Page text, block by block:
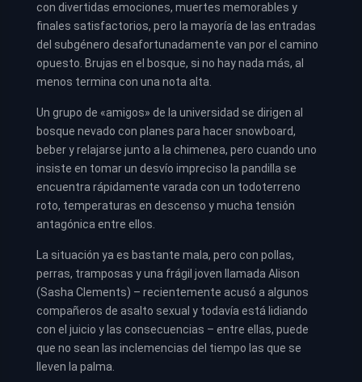
con divertidas emociones, muertes memorables y
finales satisfactorios, pero la mayoría de las entradas
del subgénero desafortunadamente van por el camino
opuesto. Brujas en el bosque, si no hay nada más, al
menos termina con una nota alta.
Un grupo de «amigos» de la universidad se dirigen al
bosque nevado con planes para hacer snowboard,
beber y relajarse junto a la chimenea, pero cuando uno
insiste en tomar un desvío impreciso la pandilla se
encuentra rápidamente varada con un todoterreno
roto, temperaturas en descenso y mucha tensión
antagónica entre ellos.
La situación ya es bastante mala, pero con pollas,
perras, tramposas y una frágil joven llamada Alison
(Sasha Clements) – recientemente acusó a algunos
compañeros de asalto sexual y todavía está lidiando
con el juicio y las consecuencias – entre ellas, puede
que no sean las inclemencias del tiempo las que se
lleven la palma.